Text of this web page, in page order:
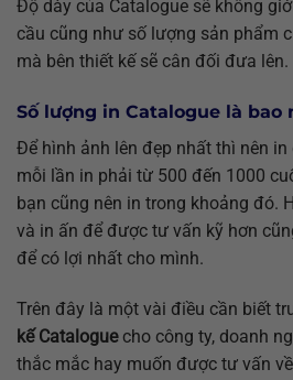
Độ dày của Catalogue sẽ không
cầu cũng như số lượng sản phẩm
mà bên thiết kế sẽ cân đối đưa lên.
Số lượng in Catalogue là bao
Để hình ảnh lên đẹp nhất thì nên in
mỗi lần in phải từ 500 đến 1000
bạn cũng nên in trong khoảng đó.
và in ấn để được tư vấn kỹ hơn
để có lợi nhất cho mình.
Trên đây là một vài điều cần biết
kế Cataloguecho công ty, doanh
thắc mắc hay muốn được tư vấn